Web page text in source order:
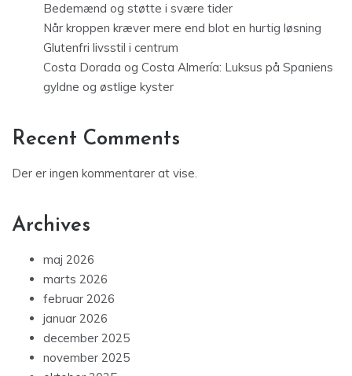
Bedemænd og støtte i svære tider
Når kroppen kræver mere end blot en hurtig løsning
Glutenfri livsstil i centrum
Costa Dorada og Costa Almería: Luksus på Spaniens
gyldne og østlige kyster
Recent Comments
Der er ingen kommentarer at vise.
Archives
maj 2026
marts 2026
februar 2026
januar 2026
december 2025
november 2025